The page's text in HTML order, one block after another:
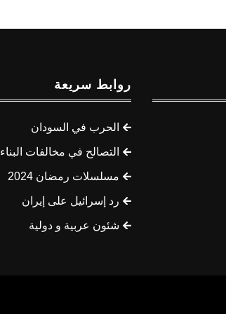
روابط سريعة
الحرب في السودان
التصالح في مخالفات البناء
مسلسلات رمضان 2024
رد إسرائيل على إيران
شئون عربية و دولية